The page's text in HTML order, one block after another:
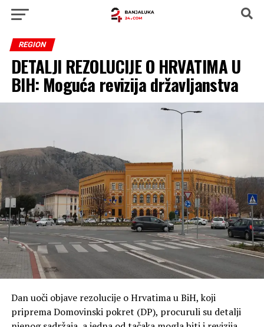
REGION
DETALJI REZOLUCIJE O HRVATIMA U
BIH: Moguća revizija državljanstva
Dan uoči objave rezolucije o Hrvatima u BiH, koji
priprema Domovinski pokret (DP), procuruli su detalji